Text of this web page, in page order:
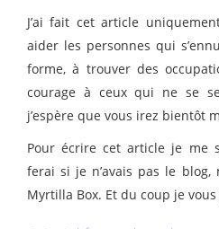
J’ai fait cet article
aider les personnes qui
forme, à trouver des
courage à ceux qui ne se
j’espère que vous irez bientôt
Pour écrire cet article je me
ferai si je n’avais pas le blog,
Myrtilla Box. Et du coup je